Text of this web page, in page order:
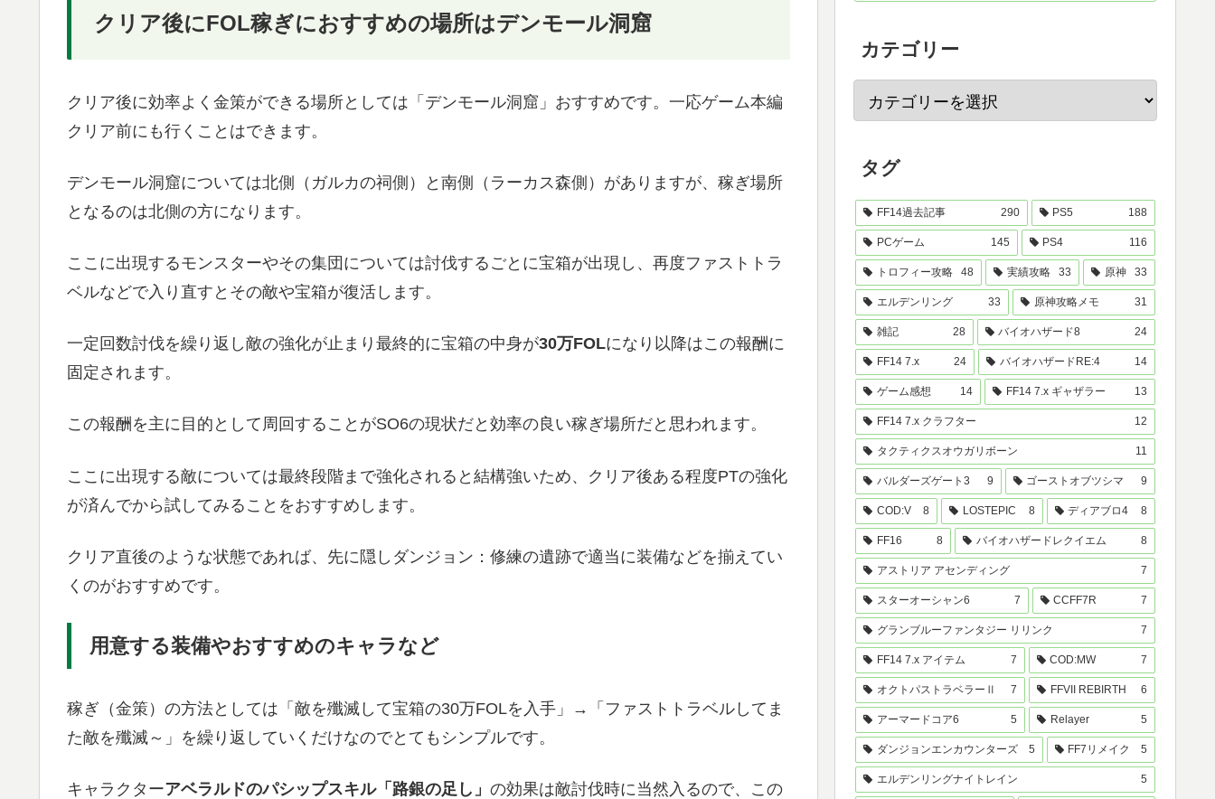
クリア後にFOL稼ぎにおすすめの場所はデンモール洞窟
クリア後に効率よく金策ができる場所としては「デンモール洞窟」おすすめです。一応ゲーム本編
クリア前にも行くことはできます。
デンモール洞窟については北側（ガルカの祠側）と南側（ラーカス森側）がありますが、稼ぎ場所
となるのは北側の方になります。
ここに出現するモンスターやその集団については討伐するごとに宝箱が出現し、再度ファストトラ
ベルなどで入り直すとその敵や宝箱が復活します。
一定回数討伐を繰り返し敵の強化が止まり最終的に宝箱の中身が30万FOLになり以降はこの報酬に
固定されます。
この報酬を主に目的として周回することがSO6の現状だと効率の良い稼ぎ場所だと思われます。
ここに出現する敵については最終段階まで強化されると結構強いため、クリア後ある程度PTの強化
が済んでから試してみることをおすすめします。
クリア直後のような状態であれば、先に隠しダンジョン：修練の遺跡で適当に装備などを揃えてい
くのがおすすめです。
用意する装備やおすすめのキャラなど
稼ぎ（金策）の方法としては「敵を殲滅して宝箱の30万FOLを入手」→「ファストトラベルしてま
た敵を殲滅～」を繰り返していくだけなのでとてもシンプルです。
キャラクターアベラルドのパシップスキル「路銀の足し」 の効果は敵討伐時に当然入るので、この
カテゴリー
タグ
FF14過去記事 290 PS5 188
PCゲーム 145 PS4 116
トロフィー攻略 48 実績攻略 33 原神 33
エルデンリング 33 原神攻略メモ 31
雑記 28 バイオハザード8 24
FF14 7.x 24 バイオハザードRE:4 14
ゲーム感想 14 FF14 7.x ギャザラー 13
FF14 7.x クラフター 12
タクティクスオウガリボーン 11
バルダーズゲート3 9 ゴーストオブツシマ 9
COD:V 8 LOSTEPIC 8 ディアブロ4 8
FF16 8 バイオハザードレクイエム 8
アストリア アセンディング 7
スターオーシャン6 7 CCFF7R 7
グランブルーファンタジー リリンク 7
FF14 7.x アイテム 7 COD:MW 7
オクトパストラベラーⅡ 7 FFVII REBIRTH 6
アーマードコア6 5 Relayer 5
ダンジョンエンカウンターズ 5 FF7リメイク 5
エルデンリングナイトレイン 5